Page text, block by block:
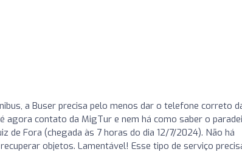
a Buser precisa pelo menos dar o telefone correto
agora contato da MigTur e nem há como saber o
de Fora (chegada às 7 horas do dia 12/7/2024). Não há
objetos. Lamentável! Esse tipo de serviço